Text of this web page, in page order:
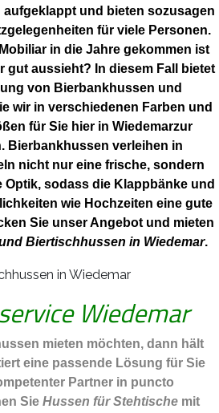
und bieten sozusagen
für viele Personen.
in die Jahre gekommen ist
gut aussieht? In diesem Fall bietet
von Bierbankhussen und
wir in verschiedenen Farben und
für Sie hier in Wiedemarzur
Bierbankhussen verleihen in
nicht nur eine frische, sondern
Optik, sodass die Klappbänke und
wie Hochzeiten eine gute
Sie unser Angebot und mieten
Biertischhussen in Wiedemar.
Wiedemar
mieten möchten, dann hält
eine passende Lösung für Sie
Partner in puncto
Sie Hussen für Stehtische mit